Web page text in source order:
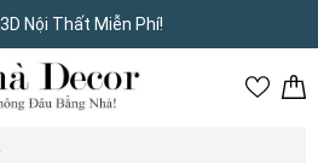
Nội Thất Miễn Phí!